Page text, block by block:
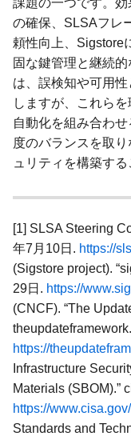
の確保、SLSAフレ
頼性向上、Sigstore
固な鍵管理と継続
は、誤検知や可用
しますが、これら
自動化を組み合わ
度のバランスを取
ュリティを構築す
[1] SLSA Steering
年7月10日. https://
(Sigstore project).
29日. https://
(CNCF). “The
https://
Infrastructure
Materials (SBOM).”
https://
Standards and